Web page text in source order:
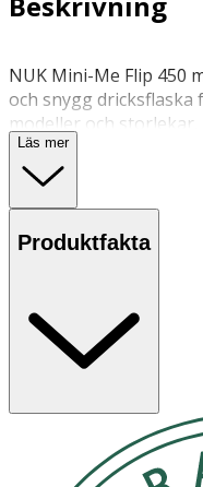
NUK Mini-Me Flip 450
och snygg
modeller och
BPA‑fri plast eller
Sip‑pip för
bakåt Alla flaskor och
kompatibla och kan
öppningen gör flaskan
Plastmodellen är
och pipen är extra
Tillverkad i Tyskland
Avsedd för dryck
Läs mer
Produktfakta